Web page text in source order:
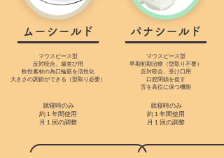
ムーシールド
マウスピース型
反対咬合、歯並び用
軟性素材の為口輪筋を活性化
大きさの調節ができる（型取り必要）
就寝時のみ
約１年間使用
月１回の調整
​パナシールド
マウスピース型
早期初期治療（型取り不要）
反対咬合、受け口用
口腔閉鎖を促す
舌を高位に保つ機能
就寝時のみ
約１年間使用
月１回の調整